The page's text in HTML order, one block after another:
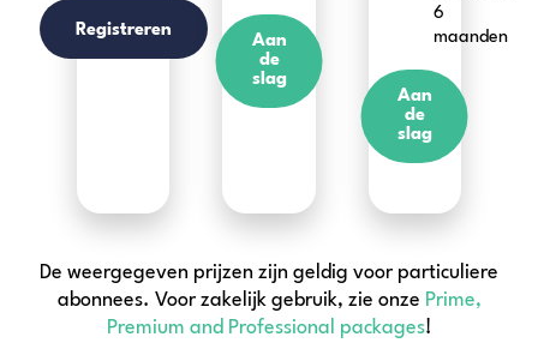
Registreren
Aan
de
slag
6
maanden
Aan
de
slag
De weergegeven prijzen zijn geldig voor particuliere
abonnees. Voor zakelijk gebruik, zie onze Prime,
Premium and Professional packages!